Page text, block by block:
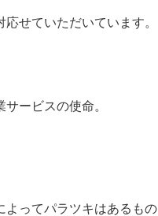
せていただいています。
サービスの使命。
よってパラツキはあるもの